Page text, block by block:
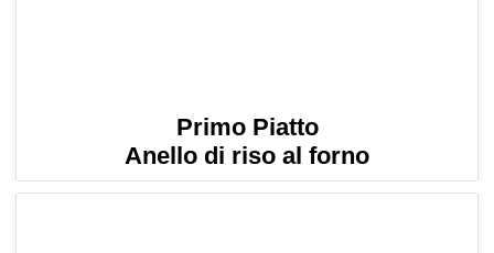
Primo Piatto
Anello di riso al forno